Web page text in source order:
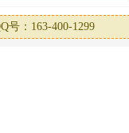
号：163-400-1299